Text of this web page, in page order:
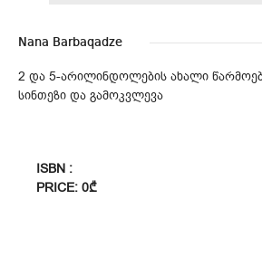
Nana Barbaqadze
2 და 5-არილინდოლების ახალი
სინთეზი და გამოკვლევა
ISBN :
PRICE: 0₾